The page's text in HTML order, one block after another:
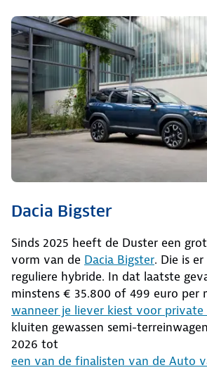
Dacia Bigster
Sinds 2025 heeft de Duster een
vorm van de Dacia Bigster. Die is
reguliere hybride. In dat laatste
minstens € 35.800 of 499 euro per
wanneer je liever kiest voor private
kluiten gewassen semi-
2026 tot
een van de finalisten van de Auto